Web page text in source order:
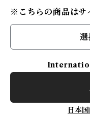
※こちらの商品はサ
選
日本